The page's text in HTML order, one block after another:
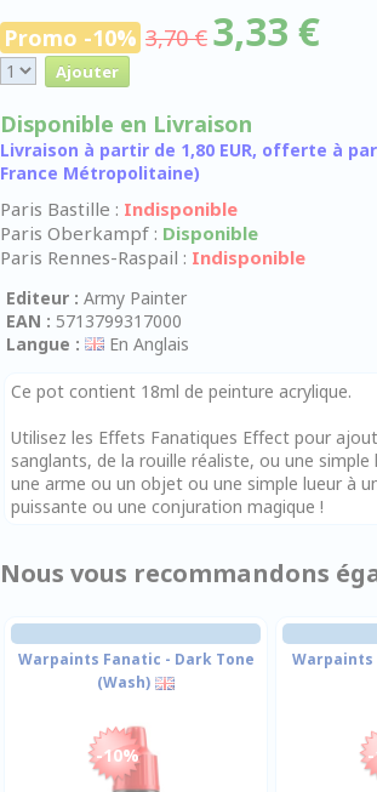
Promo -10% 3,70 € 3,33 €
Disponible en Livraison
Livraison à partir de 1,80 EUR, offerte à
France Métropolitaine)
Paris Bastille : Indisponible
Paris Oberkampf : Disponible
Paris Rennes-Raspail : Indisponible
Editeur : Army Painter
EAN : 5713799317000
Langue :
En Anglais
Ce pot contient 18ml de peinture acrylique.
Utilisez les Effets Fanatiques Effect pour
sanglants, de la rouille réaliste, ou une simple
une arme ou un objet ou une simple lueur à
puissante ou une conjuration magique !
Nous vous recommandons
Warpaints Fanatic - Dark Tone
(Wash)
-10%
Warpaints